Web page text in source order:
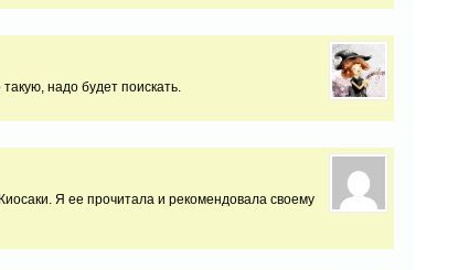
надо будет поискать.
Я ее прочитала и рекомендовала своему